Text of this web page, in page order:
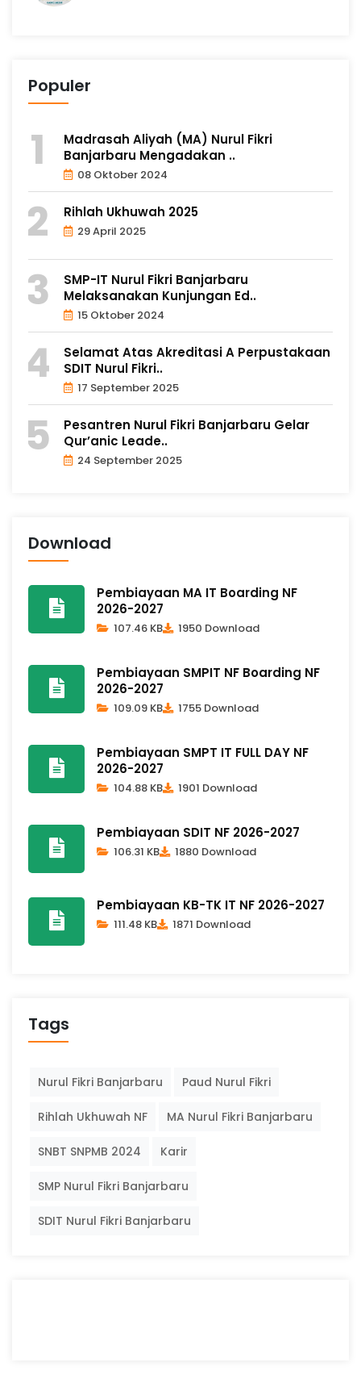
Populer
Madrasah Aliyah (MA) Nurul Fikri
Banjarbaru Mengadakan ..
08 Oktober 2024
Rihlah Ukhuwah 2025
29 April 2025
SMP-IT Nurul Fikri Banjarbaru
Melaksanakan Kunjungan Ed..
15 Oktober 2024
Selamat Atas Akreditasi A Perpustakaan
SDIT Nurul Fikri..
17 September 2025
Pesantren Nurul Fikri Banjarbaru Gelar
Qur’anic Leade..
24 September 2025
Download
Pembiayaan MA IT Boarding NF
2026-2027
107.46 KB 1950 Download
Pembiayaan SMPIT NF Boarding NF
2026-2027
109.09 KB 1755 Download
Pembiayaan SMPT IT FULL DAY NF
2026-2027
104.88 KB 1901 Download
Pembiayaan SDIT NF 2026-2027
106.31 KB 1880 Download
Pembiayaan KB-TK IT NF 2026-2027
111.48 KB 1871 Download
Tags
Nurul Fikri Banjarbaru Paud Nurul Fikri
Rihlah Ukhuwah NF MA Nurul Fikri Banjarbaru
SNBT SNPMB 2024 Karir
SMP Nurul Fikri Banjarbaru
SDIT Nurul Fikri Banjarbaru